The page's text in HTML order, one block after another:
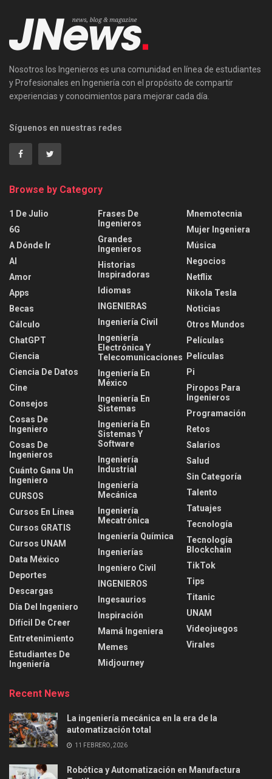
Nosotros los Ingenieros es una comunidad en línea de estudiantes
y Profesionales en Ingeniería con el propósito de compartir
experiencias y conocimientos para mejorar cada día.
Síguenos en nuestras redes
Browse by Category
1 De Julio
6G
A Dónde Ir
AI
Amor
Apps
Becas
Cálculo
ChatGPT
Ciencia
Ciencia De Datos
Cine
Consejos
Cosas De
Ingeniero
Cosas De
Ingenieros
Cuánto Gana Un
Ingeniero
CURSOS
Cursos En Línea
Cursos GRATIS
Cursos UNAM
Data México
Deportes
Descargas
Día Del Ingeniero
Difícil De Creer
Entretenimiento
Estudiantes De
Ingeniería
Frases De
Ingenieros
Grandes
Ingenieros
Historias
Inspiradoras
Idiomas
INGENIERAS
Ingeniería Civil
Ingeniería
Electrónica Y
Telecomunicaciones
Ingeniería En
México
Ingeniería En
Sistemas
Ingeniería En
Sistemas Y
Software
Ingeniería
Industrial
Ingeniería
Mecánica
Ingeniería
Mecatrónica
Ingeniería Química
Ingenierías
Ingeniero Civil
INGENIEROS
Ingesaurios
Inspiración
Mamá Ingeniera
Memes
Midjourney
Mnemotecnia
Mujer Ingeniera
Música
Negocios
Netflix
Nikola Tesla
Noticias
Otros Mundos
Películas
Películas
Pi
Piropos Para
Ingenieros
Programación
Retos
Salarios
Salud
Sin Categoría
Talento
Tatuajes
Tecnología
Tecnología
Blockchain
TikTok
Tips
Titanic
UNAM
Videojuegos
Virales
Recent News
La ingeniería mecánica en la era de la
automatización total
11 FEBRERO, 2026
Robótica y Automatización en Manufactura